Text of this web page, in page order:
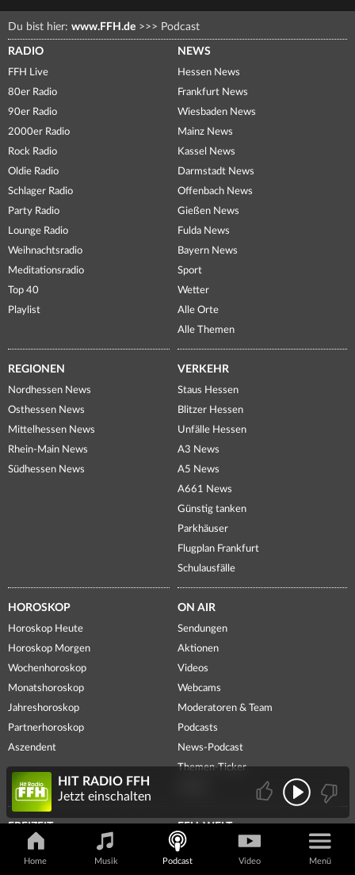
Du bist hier: www.FFH.de >>> Podcast
RADIO
FFH Live
80er Radio
90er Radio
2000er Radio
Rock Radio
Oldie Radio
Schlager Radio
Party Radio
Lounge Radio
Weihnachtsradio
Meditationsradio
Top 40
Playlist
NEWS
Hessen News
Frankfurt News
Wiesbaden News
Mainz News
Kassel News
Darmstadt News
Offenbach News
Gießen News
Fulda News
Bayern News
Sport
Wetter
Alle Orte
Alle Themen
REGIONEN
Nordhessen News
Osthessen News
Mittelhessen News
Rhein-Main News
Südhessen News
VERKEHR
Staus Hessen
Blitzer Hessen
Unfälle Hessen
A3 News
A5 News
A661 News
Günstig tanken
Parkhäuser
Flugplan Frankfurt
Schulausfälle
HOROSKOP
Horoskop Heute
Horoskop Morgen
Wochenhoroskop
Monatshoroskop
Jahreshoroskop
Partnerhoroskop
Aszendent
ON AIR
Sendungen
Aktionen
Videos
Webcams
Moderatoren & Team
Podcasts
News-Podcast
Themen-Ticker
FREIZEIT
Veranstaltungen
Spielplätze
FFH-WELT
FFH-App
Newsletter
Home Musik Podcast Video Menü
HIT RADIO FFH
Jetzt einschalten